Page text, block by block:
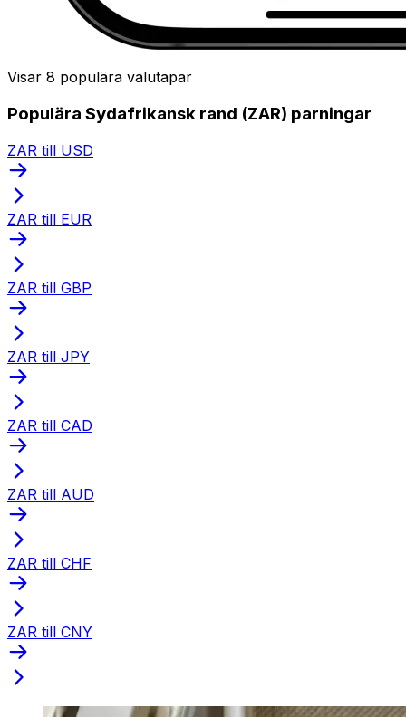
Visar 8 populära valutapar
Populära Sydafrikansk rand (ZAR) parningar
ZAR till USD
ZAR till EUR
ZAR till GBP
ZAR till JPY
ZAR till CAD
ZAR till AUD
ZAR till CHF
ZAR till CNY